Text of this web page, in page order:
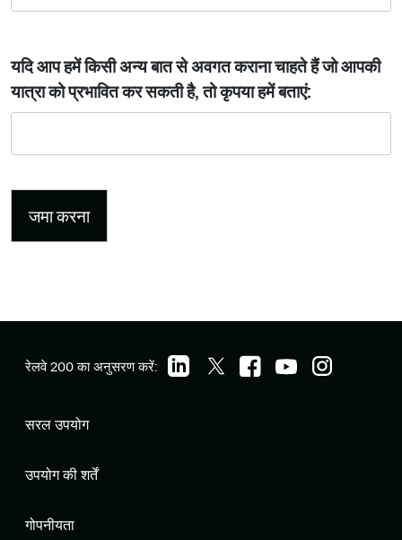
यदि आप हमें किसी अन्य बात से अवगत कराना चाहते हैं जो आपकी
यात्रा को प्रभावित कर सकती है, तो कृपया हमें बताएं:
रेलवे 200 का अनुसरण करें:
सरल उपयोग
उपयोग की शर्तें
गोपनीयता